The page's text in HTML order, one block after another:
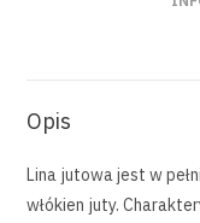
Opis
Lina jutowa jest w
włókien juty.